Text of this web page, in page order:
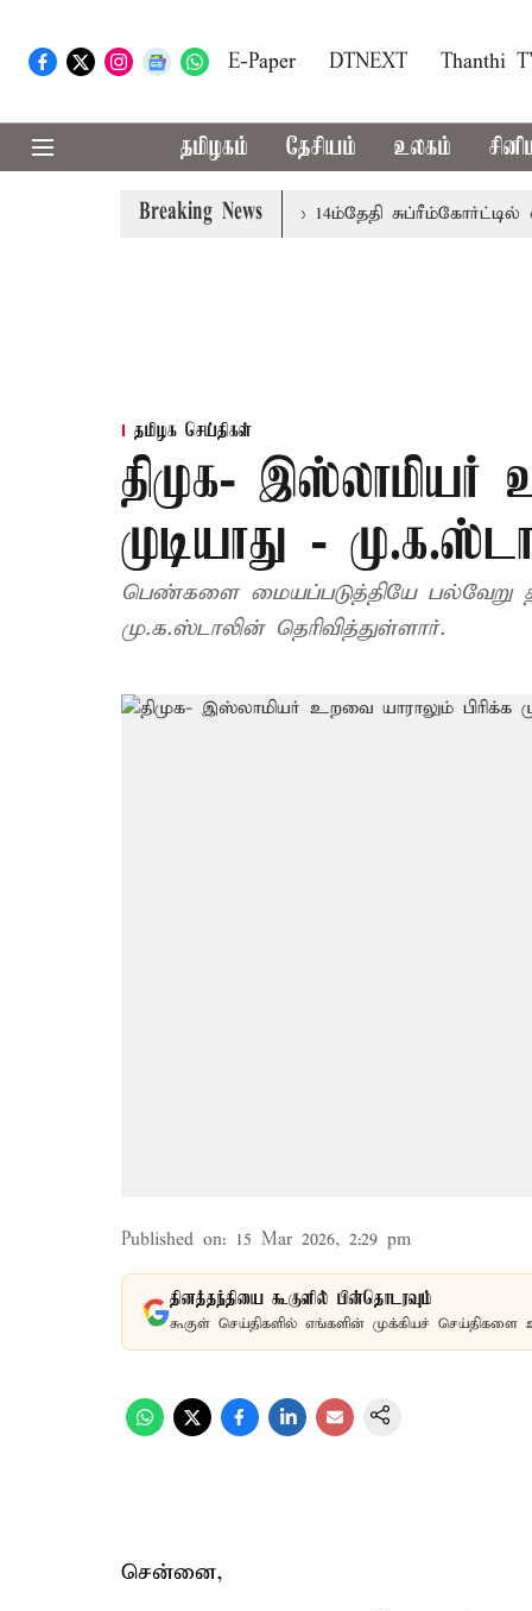
E-Paper DTNEXT Thanthi
தமிழகம் தேசியம் உலகம்
Breaking News
அரசுப்பணி வழக்கு; வரும் 14ம்தேதி சுப்ரீம்கோர்ட்டில்
தமிழக செய்திகள்
திமுக- இஸ்லாமியர்
முடியாது -
பெண்களை மையப்படுத்தியே பல்வேறு
மு.க.ஸ்டாலின் தெரிவித்துள்ளார்.
Published on: 15 Mar 2026, 2:29 pm
தினத்தந்தியை கூகுளில் பின்தொடரவும்
கூகுள் செய்திகளில் எங்களின் முக்கியச் செய்திகளை
சென்னை,